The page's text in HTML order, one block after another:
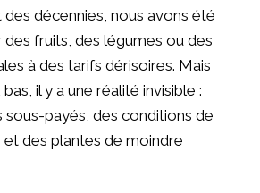
décennies, nous avons été
des fruits, des légumes ou des
à des tarifs dérisoires. Mais
il y a une réalité invisible :
payés, des conditions de
et des plantes de moindre